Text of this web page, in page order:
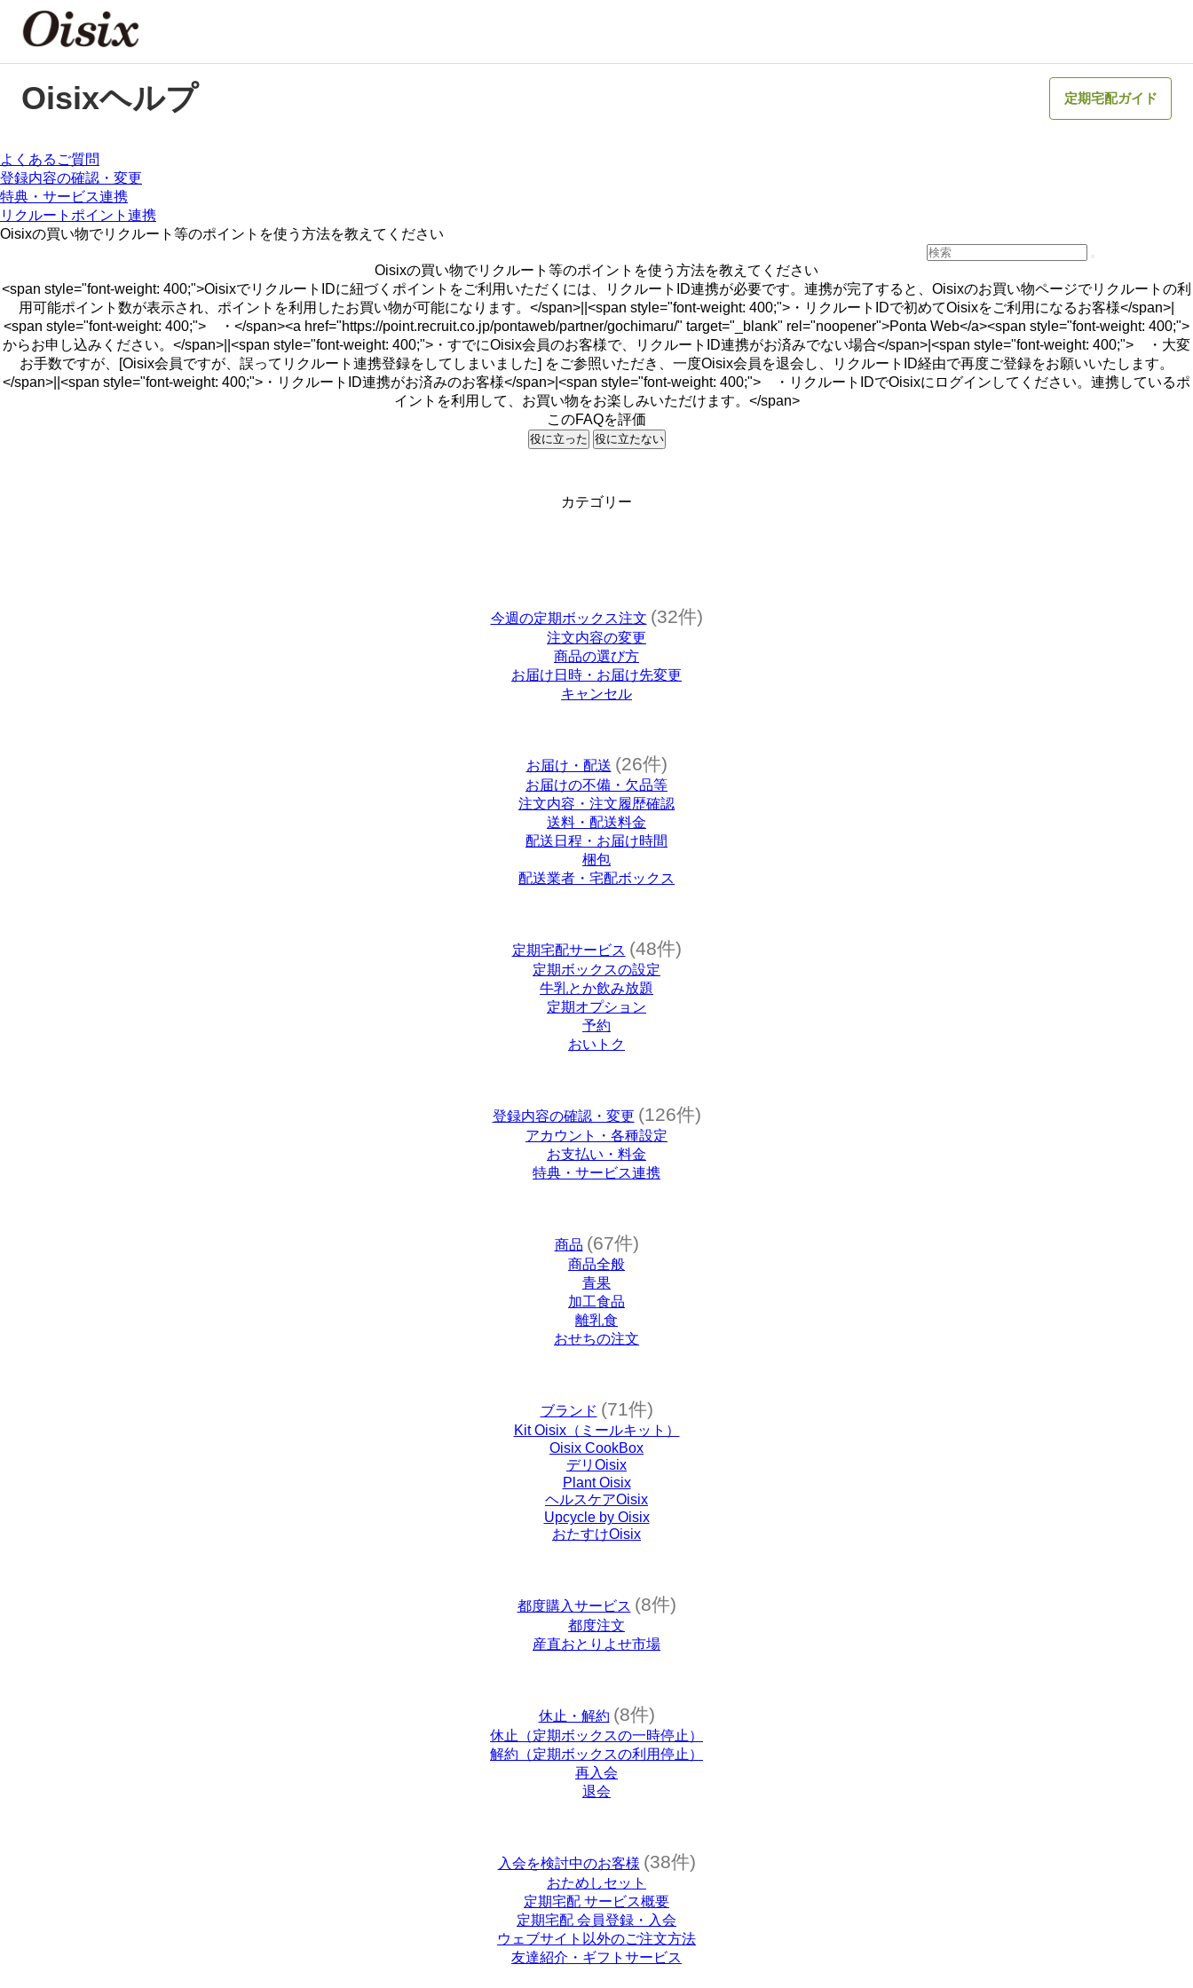
Oisixヘルプ 定期宅配ガイド
よくあるご質問
登録内容の確認・変更
特典・サービス連携
リクルートポイント連携
Oisixの買い物でリクルート等のポイントを使う方法を教えてください
Oisixの買い物でリクルート等のポイントを使う方法を教えてください
<span style="font-weight: 400;">OisixでリクルートIDに紐づくポイントをご利用いただくには、リクルートID連携が必要です。連携が完了すると、Oisixのお買い物ページでリクルートの利
用可能ポイント数が表示され、ポイントを利用したお買い物が可能になります。</span>||<span style="font-weight: 400;">・リクルートIDで初めてOisixをご利用になるお客様</span>|
<span style="font-weight: 400;"> ・</span><a href="https://point.recruit.co.jp/pontaweb/partner/gochimaru/" target="_blank" rel="noopener">Ponta Web</a><span style="font-weight: 400;">
からお申し込みください。</span>||<span style="font-weight: 400;">・すでにOisix会員のお客様で、リクルートID連携がお済みでない場合</span>|<span style="font-weight: 400;"> ・大変
お手数ですが、[Oisix会員ですが、誤ってリクルート連携登録をしてしまいました] をご参照いただき、一度Oisix会員を退会し、リクルートID経由で再度ご登録をお願いいたします。
</span>||<span style="font-weight: 400;">・リクルートID連携がお済みのお客様</span>|<span style="font-weight: 400;"> ・リクルートIDでOisixにログインしてください。連携しているポ
イントを利用して、お買い物をお楽しみいただけます。</span>
このFAQを評価
役に立った 役に立たない
カテゴリー
今週の定期ボックス注文 (32件)
注文内容の変更
商品の選び方
お届け日時・お届け先変更
キャンセル
お届け・配送 (26件)
お届けの不備・欠品等
注文内容・注文履歴確認
送料・配送料金
配送日程・お届け時間
梱包
配送業者・宅配ボックス
定期宅配サービス (48件)
定期ボックスの設定
牛乳とか飲み放題
定期オプション
予約
おいトク
登録内容の確認・変更 (126件)
アカウント・各種設定
お支払い・料金
特典・サービス連携
商品 (67件)
商品全般
青果
加工食品
離乳食
おせちの注文
ブランド (71件)
Kit Oisix（ミールキット）
Oisix CookBox
デリOisix
Plant Oisix
ヘルスケアOisix
Upcycle by Oisix
おたすけOisix
都度購入サービス (8件)
都度注文
産直おとりよせ市場
休止・解約 (8件)
休止（定期ボックスの一時停止）
解約（定期ボックスの利用停止）
再入会
退会
入会を検討中のお客様 (38件)
おためしセット
定期宅配 サービス概要
定期宅配 会員登録・入会
ウェブサイト以外のご注文方法
友達紹介・ギフトサービス